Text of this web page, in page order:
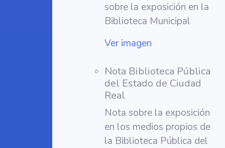
sobre la exposición en la
Biblioteca Municipal
Ver imagen
Nota Biblioteca Pública
del Estado de Ciudad
Real
Nota sobre la exposición
en los medios propios de
la Biblioteca Pública del